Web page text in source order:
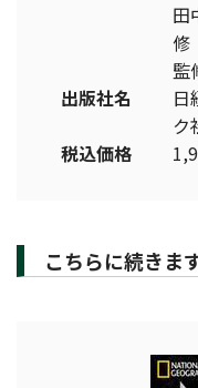
田
修
監
出版社名
日
ク
税込価格
こちらに続きま